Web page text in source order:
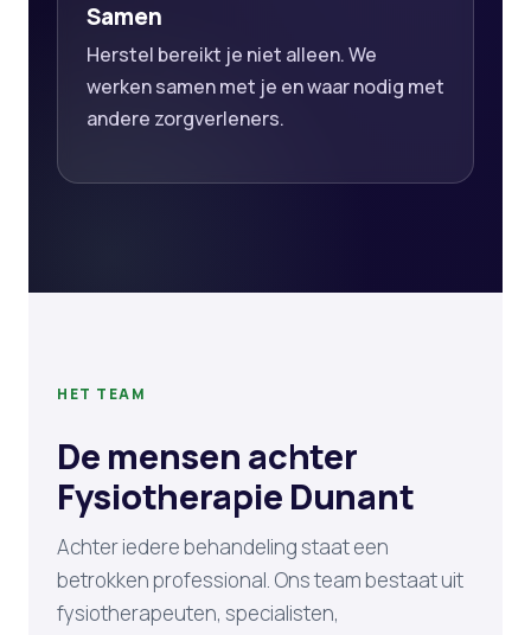
Samen
Herstel bereikt je niet alleen. We
werken samen met je en waar nodig met
andere zorgverleners.
HET TEAM
De mensen achter
Fysiotherapie Dunant
Achter iedere behandeling staat een
betrokken professional. Ons team bestaat uit
fysiotherapeuten, specialisten,